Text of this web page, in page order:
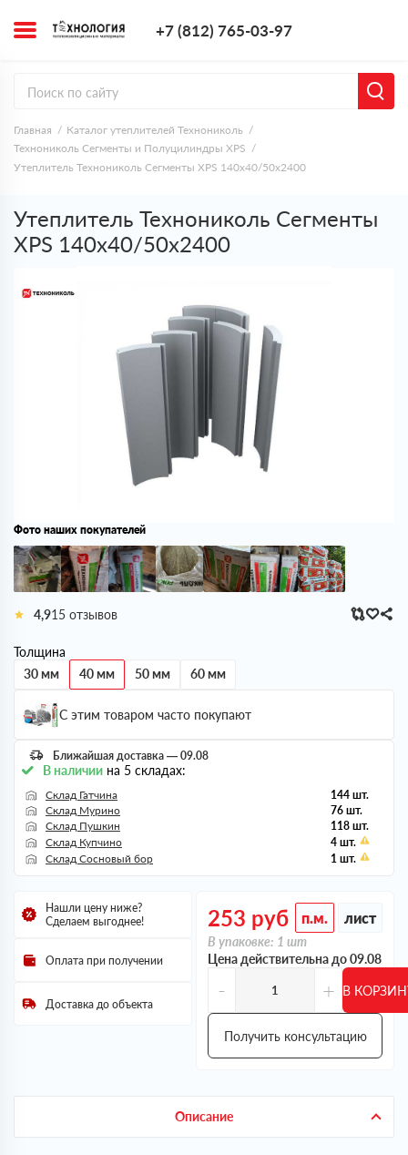
+7 (812) 765-03-97
Главная
Каталог утеплителей Технониколь
Технониколь Сегменты и Полуцилиндры XPS
Утеплитель Технониколь Сегменты XPS 140х40/50x2400
Утеплитель Технониколь Сегменты
XPS 140х40/50x2400
Фото наших покупателей
4,9 15 отзывов
Толщина
30 мм
40 мм 50 мм 60 мм
С этим товаром часто покупают
Ближайшая доставка — 09.08
В наличии на 5 складах:
Склад Гатчина
144 шт.
Склад Мурино
76 шт.
Склад Пушкин
118 шт.
Склад Купчино
4 шт.
Склад Сосновый бор
1 шт.
253 руб п.м. лист
В упаковке: 1 шт
Цена действительна до 09.08
- + В
Получить консультацию
Нашли цену ниже?
Сделаем выгоднее!
Оплата при получении
Доставка до объекта
Описание